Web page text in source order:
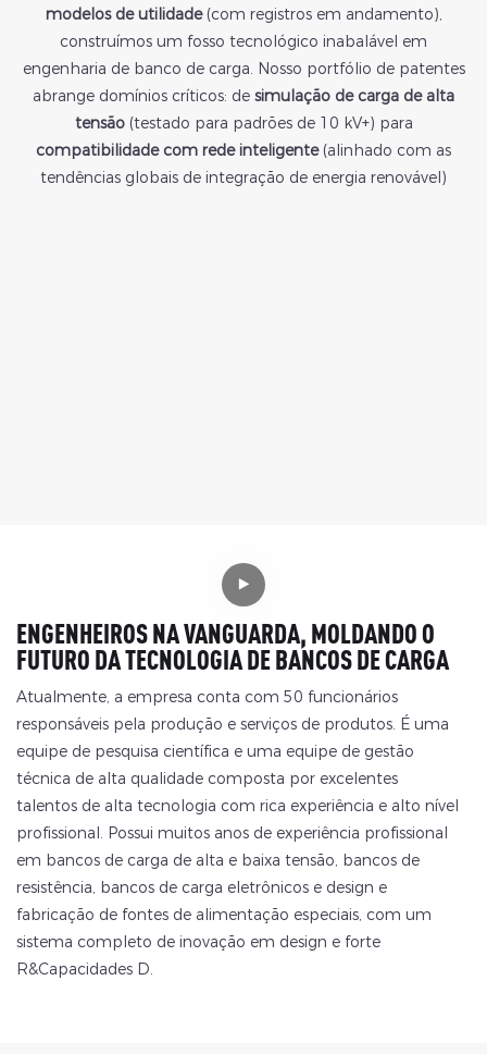
modelos de utilidade(com registros em andamento),
construímos um fosso tecnológico inabalável em
engenharia de banco de carga. Nosso portfólio de patentes
abrange domínios críticos: de simulação de carga de alta
tensão (testado para padrões de 10 kV+) para
compatibilidade com rede inteligente(alinhado com as
tendências globais de integração de energia renovável)
ENGENHEIROS NA VANGUARDA, MOLDANDO O
FUTURO DA TECNOLOGIA DE BANCOS DE CARGA
Atualmente, a empresa conta com 50 funcionários
responsáveis ​​pela produção e serviços de produtos. É uma
equipe de pesquisa científica e uma equipe de gestão
técnica de alta qualidade composta por excelentes
talentos de alta tecnologia com rica experiência e alto nível
profissional. Possui muitos anos de experiência profissional
em bancos de carga de alta e baixa tensão, bancos de
resistência, bancos de carga eletrônicos e design e
fabricação de fontes de alimentação especiais, com um
sistema completo de inovação em design e forte
R&Capacidades D.